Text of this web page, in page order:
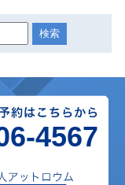
4567